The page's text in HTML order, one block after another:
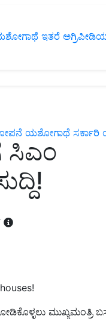
ಇತರೆ
ಯಶೋಗಾಥೆ
ಸಿಎಂ
ಮುಖ್ಯಮಂತ್ರಿ